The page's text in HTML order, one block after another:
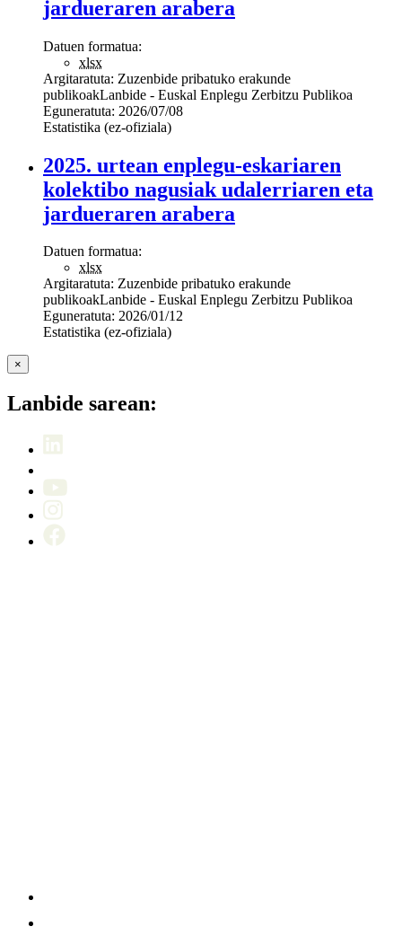
jardueraren arabera
Datuen formatua:
xlsx
Argitaratuta: Zuzenbide pribatuko erakunde
publikoakLanbide - Euskal Enplegu Zerbitzu Publikoa
Eguneratuta: 2026/07/08
Estatistika (ez-ofiziala)
2025. urtean enplegu-eskariaren
kolektibo nagusiak udalerriaren eta
jardueraren arabera
Datuen formatua:
xlsx
Argitaratuta: Zuzenbide pribatuko erakunde
publikoakLanbide - Euskal Enplegu Zerbitzu Publikoa
Eguneratuta: 2026/01/12
Estatistika (ez-ofiziala)
×
Lanbide sarean: